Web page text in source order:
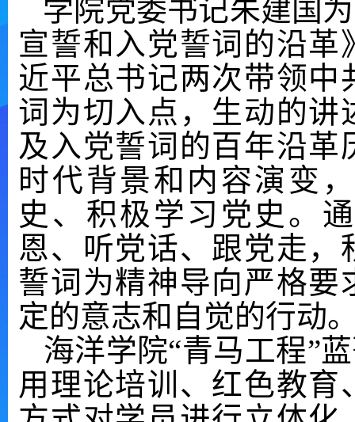
学院党委书记朱建国
宣誓和入党誓词的沿
近平总书记两次带领中
词为切入点，生动的讲
及入党誓词的百年沿
时代背景和内容演变
史、积极学习党史。
恩、 听党话、跟党走，
誓词为精神导向严格要
定的意志和自觉的行动
海洋学院“青马工程”
用理论培训、红色教